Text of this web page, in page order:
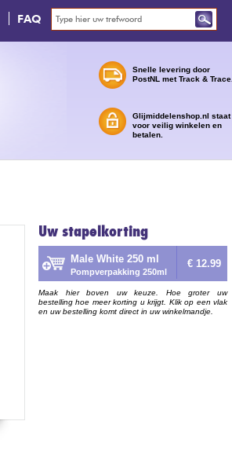
FAQ
Snelle levering door
PostNL met Track & Trace.
Glijmiddelenshop.nl staat
voor veilig winkelen en
betalen.
Uw stapelkorting
Male White 250 ml
Pompverpakking 250ml
€ 12.99
Maak hier boven uw keuze. Hoe groter uw
bestelling hoe meer korting u krijgt. Klik op een vlak
en uw bestelling komt direct in uw winkelmandje.